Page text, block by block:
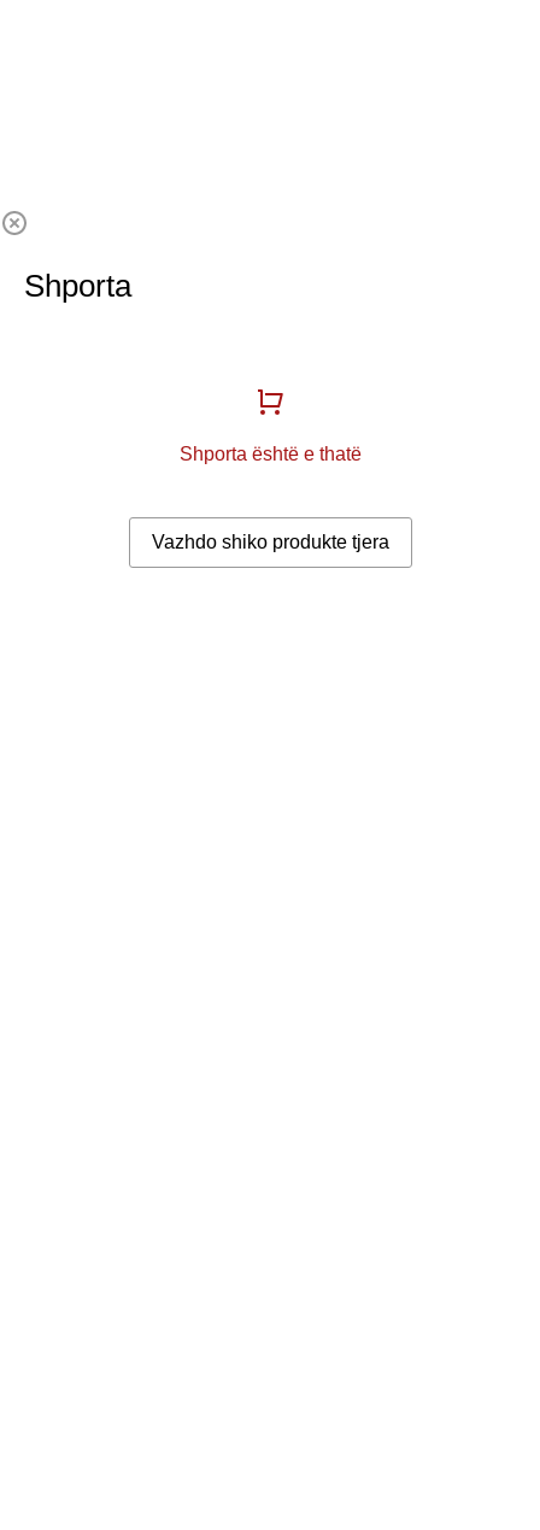
Shporta
Shporta është e thatë
Vazhdo shiko produkte tjera